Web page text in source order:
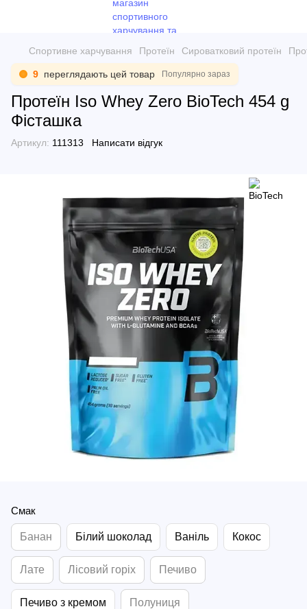
Спортивне харчування Протеїн Сироватковий протеїн
9 переглядають цей товар Популярно зараз
Протеїн Iso Whey Zero BioTech 454 g
Фісташка
Артикул: 111313 Написати відгук
Смак
Банан Білий шоколад Ваніль Кокос
Лате Лісовий горіх Печиво
Печиво з кремом Полуниця